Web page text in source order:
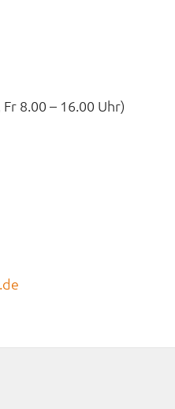
8.00 – 16.00 Uhr)